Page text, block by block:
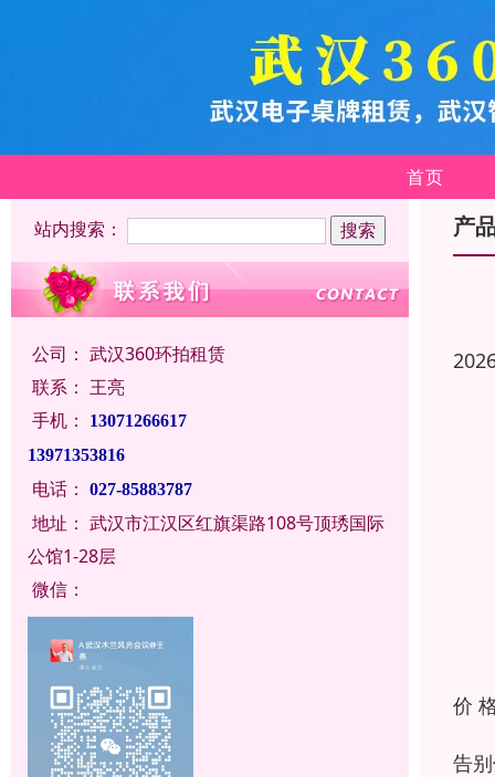
首页
站内搜索：
公司： 武汉360环拍租赁
联系： 王亮
手机：
13071266617
13971353816
电话： 027-85883787
地址： 武汉市江汉区红旗渠路108号顶琇国际
公馆1-28层
微信：
产
价
告